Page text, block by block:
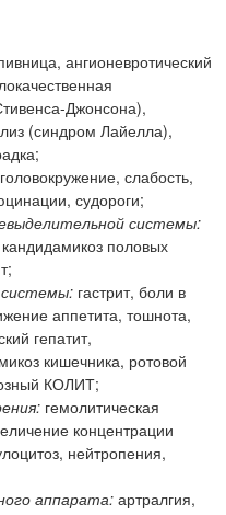
ангионевротический
Джонсона),
(синдром Лайелла),
головокружение, слабость,
судороги;
системы:
половых
гастрит, боли в
аппетита, тошнота,
гепатит,
кишечника, ротовой
КОЛИТ;
гемолитическая
концентрации
нейтропения,
аппарата: артралгия,